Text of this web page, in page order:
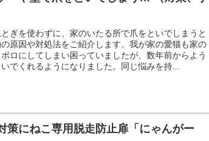
ぎを使わずに、家のいたる所で爪をといでしまうと
原因や対処法をご紹介します。我が家の愛猫も家の
ロにしてしまい困っていましたが、数年前からよう
でくれるようになりました。同じ悩みを持...
策にねこ専用脱走防止扉「にゃんがー